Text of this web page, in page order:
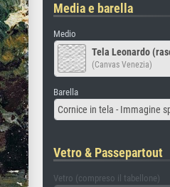
Media e barella
Medio
Tela Leonardo
(Canvas Venezia)
Barella
Cornice in tela - Immagine
Vetro & Passepartout
Vetro (compreso il tabellone)